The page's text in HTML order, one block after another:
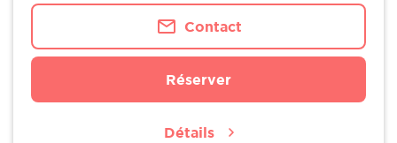
Contact
Réserver
Détails